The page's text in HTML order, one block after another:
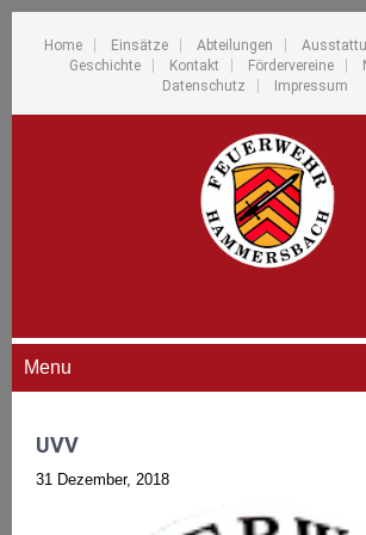
Home Einsätze Abteilungen
Geschichte
Kontakt Fördervereine
Datenschutz
Impressum
Menu
UVV
31 Dezember, 2018